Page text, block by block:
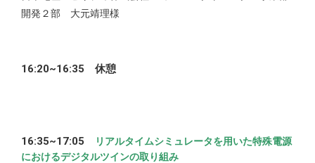
開発２部 大元靖理様
16:20~16:35 休憩
16:35~17:05
リアルタイムシミュレータを用いた特殊電源
におけるデジタルツインの取り組み